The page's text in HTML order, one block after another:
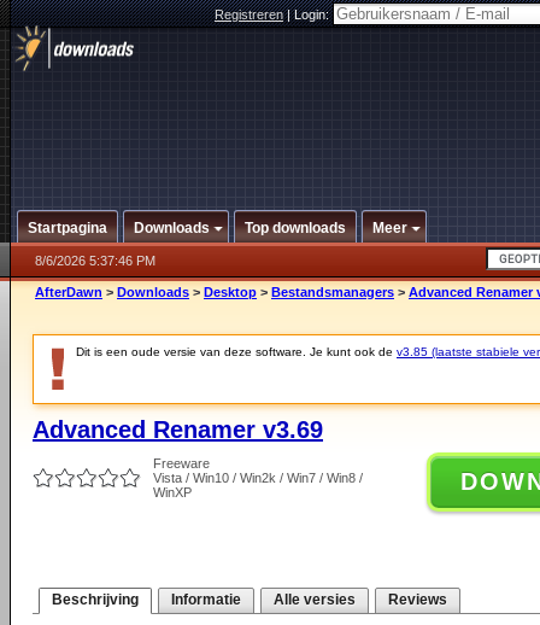
Registreren|Login:
Startpagina Downloads Top downloads Meer
8/6/2026 5:37:46 PM
AfterDawn > Downloads > Desktop > Bestandsmanagers > Advanced Renamer
Dit is een oude versie van deze software. Je kunt ook de v3.85 (laatste stabiele
Advanced Renamer v3.69
Freeware
Vista / Win10 / Win2k / Win7 / Win8 /
WinXP
Beschrijving Informatie Alle versies Reviews